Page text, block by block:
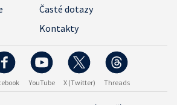
Časté dotazy
Kontakty
YouTube X (Twitter) Threads